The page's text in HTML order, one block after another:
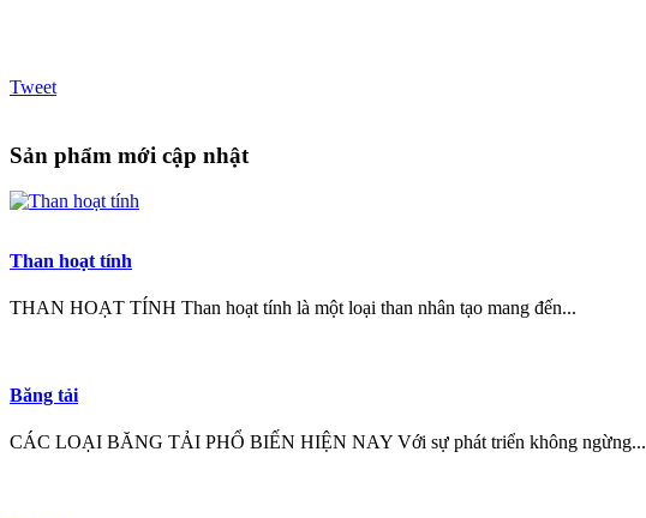
Tweet
Sản phẩm mới cập nhật
Than hoạt tính
THAN HOẠT TÍNH Than hoạt tính là một loại than nhân tạo mang đến...
Băng tải
CÁC LOẠI BĂNG TẢI PHỔ BIẾN HIỆN NAY Với sự phát triển không ngừng...